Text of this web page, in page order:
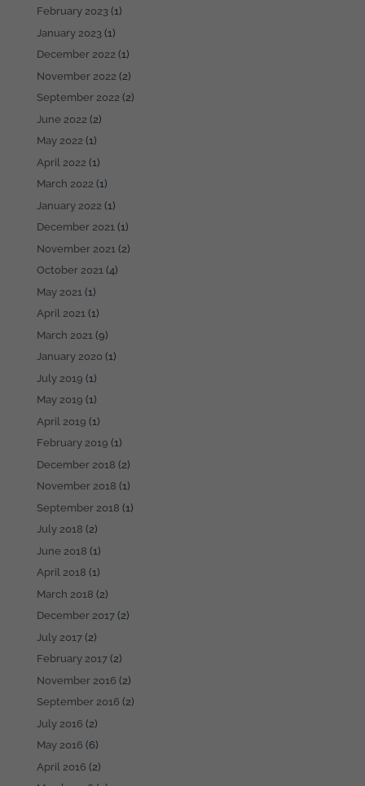
February 2023(1)
January 2023 (1)
December 2022 (1)
November 2022 (2)
September 2022 (2)
June 2022 (2)
May 2022 (1)
April 2022 (1)
March 2022 (1)
January 2022 (1)
December 2021(1)
November 2021 (2)
October 2021(4)
May 2021 (1)
April 2021(1)
March 2021 (9)
January 2020 (1)
July 2019 (1)
May 2019 (1)
April 2019 (1)
February 2019 (1)
December 2018 (2)
November 2018 (1)
September 2018 (1)
July 2018 (2)
June 2018 (1)
April 2018 (1)
March 2018 (2)
December 2017(2)
July 2017(2)
February 2017(2)
November 2016 (2)
September 2016 (2)
July 2016 (2)
May 2016 (6)
April 2016 (2)